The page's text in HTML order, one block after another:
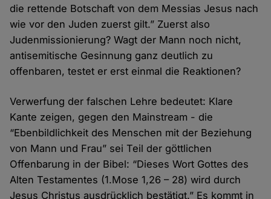
die rettende Botschaft von dem Messias Jesus nach
wie vor den Juden zuerst gilt.” Zuerst also
Judenmissionierung? Wagt der Mann noch nicht,
antisemitische Gesinnung ganz deutlich zu
offenbaren, testet er erst einmal die Reaktionen?
Verwerfung der falschen Lehre bedeutet: Klare
Kante zeigen, gegen den Mainstream - die
“Ebenbildlichkeit des Menschen mit der Beziehung
von Mann und Frau” sei Teil der göttlichen
Offenbarung in der Bibel: “Dieses Wort Gottes des
Alten Testamentes (1.Mose 1,26 – 28) wird durch
Jesus Christus ausdrücklich bestätigt.” Es kommt in